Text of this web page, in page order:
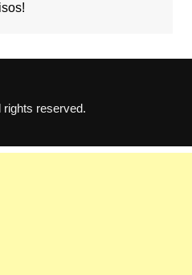
rights reserved.